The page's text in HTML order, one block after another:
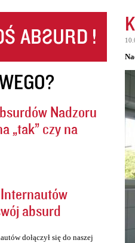
Nadzoru
„tak” czy na
absurd
dołączył się do naszej